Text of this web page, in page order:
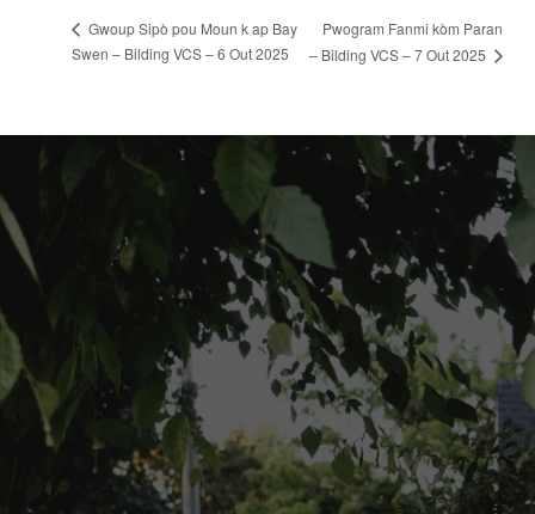
Gwoup Sipò pou Moun k ap Bay
Swen – Bilding VCS – 6 Out 2025
Pwogram Fanmi kòm Paran
– Bilding VCS – 7 Out 2025